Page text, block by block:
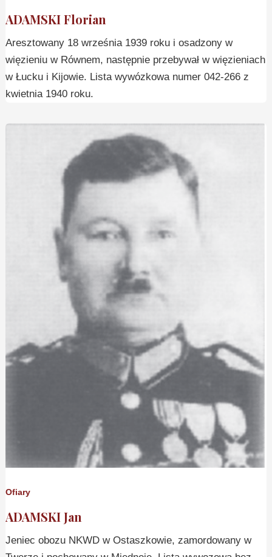
ADAMSKI Florian
Aresztowany 18 września 1939 roku i osadzony w
więzieniu w Równem, następnie przebywał w więzieniach
w Łucku i Kijowie. Lista wywózkowa numer 042-266 z
kwietnia 1940 roku.
Ofiary
ADAMSKI Jan
Jeniec obozu NKWD w Ostaszkowie, zamordowany w